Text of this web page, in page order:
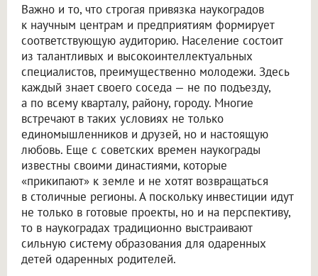
Важно и то, что строгая привязка наукоградов
к научным центрам и предприятиям формирует
соответствующую аудиторию. Население состоит
из талантливых и высокоинтеллектуальных
специалистов, преимущественно молодежи. Здесь
каждый знает своего соседа — не по подъезду,
а по всему кварталу, району, городу. Многие
встречают в таких условиях не только
единомышленников и друзей, но и настоящую
любовь. Еще с советских времен наукограды
известны своими династиями, которые
«прикипают» к земле и не хотят возвращаться
в столичные регионы. А поскольку инвестиции идут
не только в готовые проекты, но и на перспективу,
то в наукоградах традиционно выстраивают
сильную систему образования для одаренных
детей одаренных родителей.